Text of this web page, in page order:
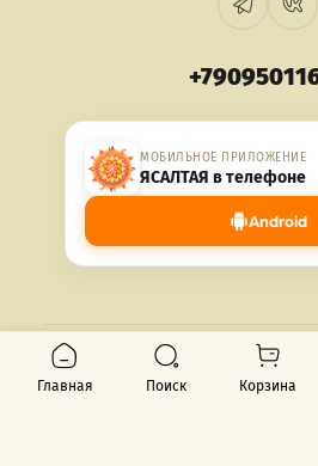
МОБИЛЬНОЕ ПРИЛОЖЕНИЕ
ЯСАЛТАЯ в телефоне
Android
© 2026 ЯСАЛТАЯ. Все
Главная
Поиск Корзина